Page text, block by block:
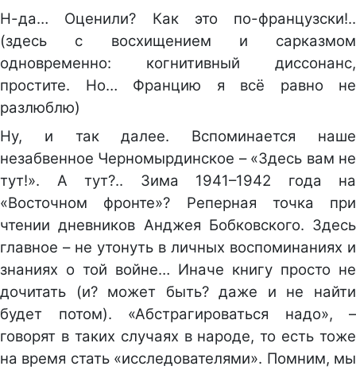
Н-да… Оценили? Как это по-французски!..
(здесь с восхищением и сарказмом
одновременно: когнитивный диссонанс,
простите. Но… Францию я всё равно не
разлюблю)
Ну, и так далее. Вспоминается наше
незабвенное Черномырдинское – «Здесь вам не
тут!». А тут?.. Зима 1941–1942 года на
«Восточном фронте»? Реперная точка при
чтении дневников Анджея Бобковского. Здесь
главное – не утонуть в личных воспоминаниях и
знаниях о той войне… Иначе книгу просто не
дочитать (и? может быть? даже и не найти
будет потом). «Абстрагироваться надо», –
говорят в таких случаях в народе, то есть тоже
на время стать «исследователями». Помним, мы